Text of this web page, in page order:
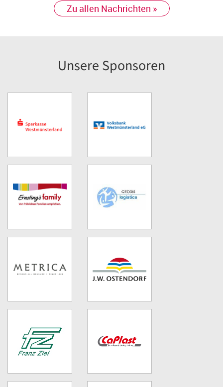
Zu allen Nachrichten »
Unsere Sponsoren